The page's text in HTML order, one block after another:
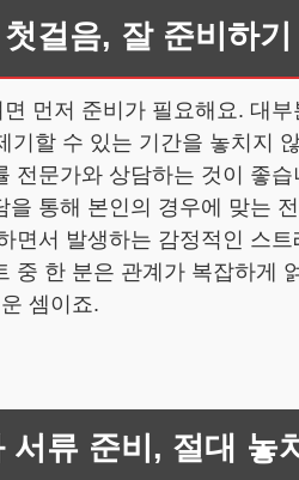
걸음, 잘 준비하기
먼저 준비가 필요해요. 대
기할 수 있는 기간을 놓치지
전문가와 상담하는 것이 좋습
을 통해 본인의 경우에 맞는
면서 발생하는 감정적인 스
중 한 분은 관계가 복잡하게
셈이죠.
서류 준비, 절대 놓